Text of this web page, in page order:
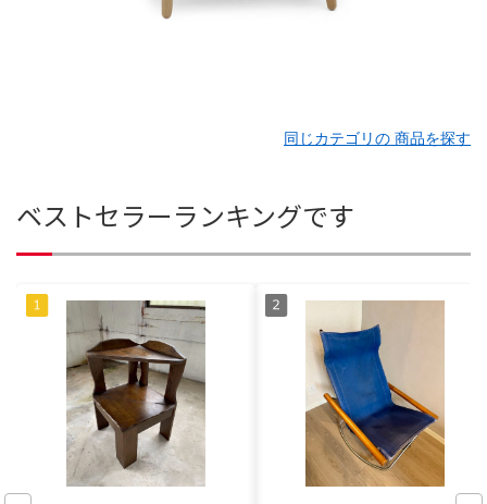
同じカテゴリの 商品を探す
ベストセラーランキングです